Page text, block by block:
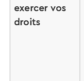
exercer vos
droits